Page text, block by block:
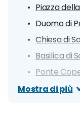
Piazza
Duomo di
Chiesa di
Basilica di
Ponte
Strada
Mostra di più